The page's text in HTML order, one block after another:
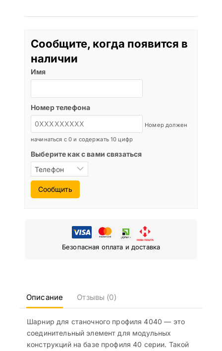
Сообщите, когда появится в
наличии
Имя
Номер телефона
Номер должен
начинаться с 0 и содержать 10 цифр
Выберите как с вами связаться
Сообщить
Безопасная оплата и доставка
Описание Отзывы (0)
Шарнир для станочного профиля 4040 — это
соединительный элемент для модульных
конструкций на базе профиля 40 серии. Такой